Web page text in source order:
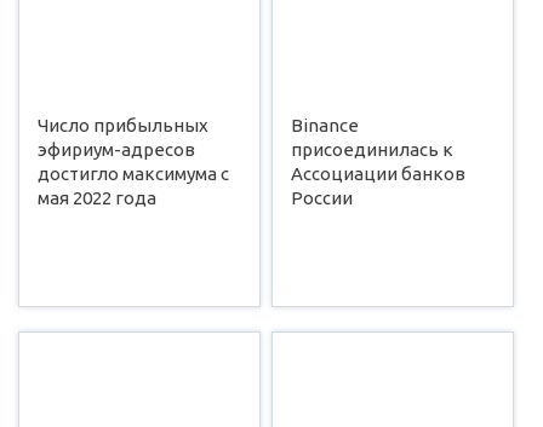
Число прибыльных
эфириум-адресов
достигло максимума с
мая 2022 года
Binance
присоединилась к
Ассоциации банков
России